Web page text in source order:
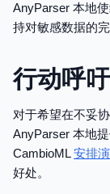
AnyParser 本地
持对敏感数据的完
行动呼吁
对于希望在不妥
AnyParser 本地
CambioML安排
好处。